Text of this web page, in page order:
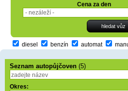
Cena za den
diesel benzín automat
Seznam autopůjčoven (5)
Okres: